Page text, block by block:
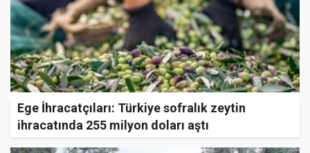
Ege İhracatçıları: Türkiye sofralık zeytin
ihracatında 255 milyon doları aştı